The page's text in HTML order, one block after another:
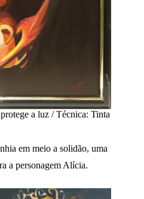
a luz / Técnica: Tinta
em meio a solidão, uma
a personagem Alícia.